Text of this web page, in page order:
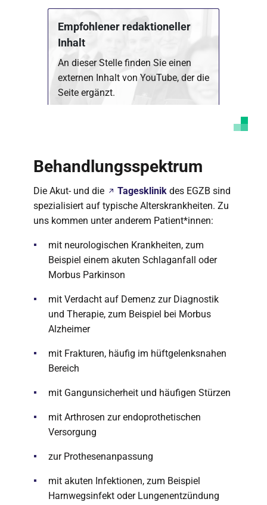
Empfohlener redaktioneller
Inhalt
An dieser Stelle finden Sie einen
externen Inhalt von YouTube, der die
Seite ergänzt.
personenbezogene Daten an Drittplattformen
übermittelt werden. Mehr dazu in unserer
Behandlungsspektrum
Die Akut- und die Tagesklinik des EGZB sind
spezialisiert auf typische Alterskrankheiten. Zu
uns kommen unter anderem Patient*innen:
mit neurologischen Krankheiten, zum
Beispiel einem akuten Schlaganfall oder
Morbus Parkinson
mit Verdacht auf Demenz zur Diagnostik
und Therapie, zum Beispiel bei Morbus
Alzheimer
mit Frakturen, häufig im hüftgelenksnahen
Bereich
mit Gangunsicherheit und häufigen Stürzen
mit Arthrosen zur endoprothetischen
Versorgung
zur Prothesenanpassung
mit akuten Infektionen, zum Beispiel
Harnwegsinfekt oder Lungenentzündung